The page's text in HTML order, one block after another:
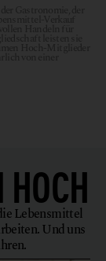
Lebensmittel
Und uns